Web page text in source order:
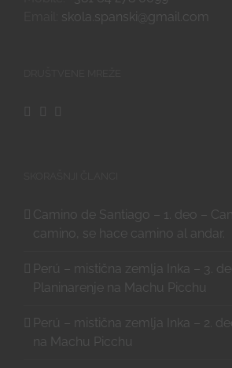
skola.spanski@gmail.com
Camino de Santiago – 1. deo –
camino, se hace camino al andar.
Perú – mistična zemlja Inka – 3.
Planinarenje na Machu Picchu
Perú – mistična zemlja Inka – 2.
na Machu Picchu